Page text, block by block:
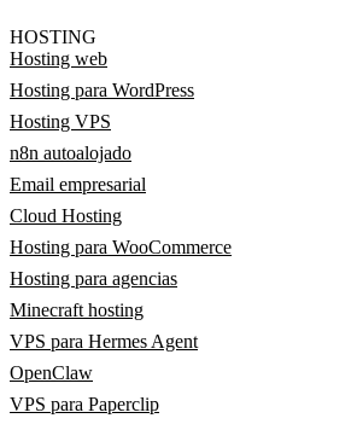
HOSTING
Hosting web
Hosting para WordPress
Hosting VPS
n8n autoalojado
Email empresarial
Cloud Hosting
Hosting para WooCommerce
Hosting para agencias
Minecraft hosting
VPS para Hermes Agent
OpenClaw
VPS para Paperclip